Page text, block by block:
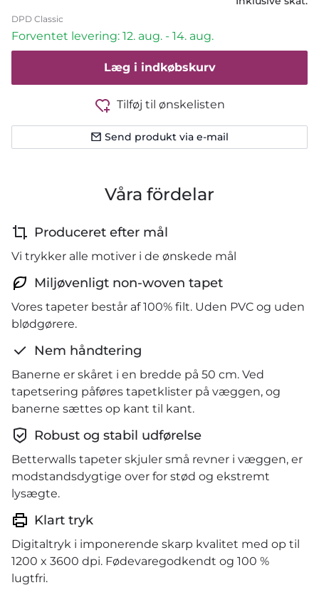
DPD Classic
Forventet levering: 12. aug. - 14. aug.
Læg i indkøbskurv
Tilføj til ønskelisten
Send produkt via e-mail
Våra fördelar
Produceret efter mål
Vi trykker alle motiver i de ønskede mål
Miljøvenligt non-woven tapet
Vores tapeter består af 100% filt. Uden PVC og uden
blødgørere.
Nem håndtering
Banerne er skåret i en bredde på 50 cm. Ved
tapetsering påføres tapetklister på væggen, og
banerne sættes op kant til kant.
Robust og stabil udførelse
Betterwalls tapeter skjuler små revner i væggen, er
modstandsdygtige over for stød og ekstremt
lysægte.
Klart tryk
Digitaltryk i imponerende skarp kvalitet med op til
1200 x 3600 dpi. Fødevaregodkendt og 100 %
lugtfri.